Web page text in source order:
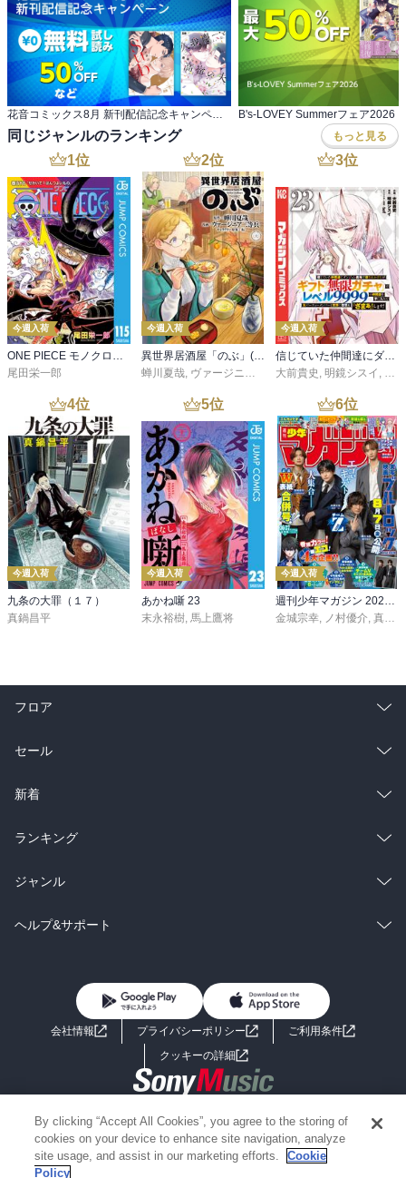
花音コミックス8月 新刊配信記念キャンペーン B's-LOVEY Summerフェア2026
同じジャンルのランキング もっと見る
1位
今週入荷
ONE PIECE モノクロ版 115
尾田栄一郎
2位
今週入荷
異世界居酒屋「のぶ」(22)
蝉川夏哉, ヴァージニア二等兵 ,転
3位
今週入荷
信じていた仲間達にダンジョン奥地で殺されかけたがギフト『無限ガチャ』でレベル９９９９の仲間達を手に入れて元パーティーメンバーと世界に復讐＆『ざまぁ！』します！（２３）
大前貴史 , 明鏡シスイ , ｔ
4位
今週入荷
九条の大罪（１７）
真鍋昌平
5位
今週入荷
あかね噺 23
末永裕樹 馬上鷹将
6位
今週入荷
金城宗幸
ノ村優介 真島ヒロ
フロア
総合
ラノベ
雑誌・グラビア
BL・TL
セール
総合
ラノベ
雑誌・グラビア
BL・TL
新着
総合
ラノベ
雑誌・グラビア
ランキング
総合
ラノベ
ジャンル
コミック
ライトノベル 男子向けラノベ
小説
海外小説
ミステリー SF
歴史・時代小説
ヘルプ&サポート
よくあるご質問 お問い合わせ
会社情報 プライバシーポリシー
ご利用条件
クッキーの詳細
Copyright 2017 - 2026 Sony Music Entertainment(Japan) Inc.
Information on the site is for the Japan domestic market only
powered by
By clicking “Accept All Cookies”, you agree to the storing of
cookies on your device to enhance site navigation, analyze
site usage, and assist in our marketing efforts.
Cookie
Policy